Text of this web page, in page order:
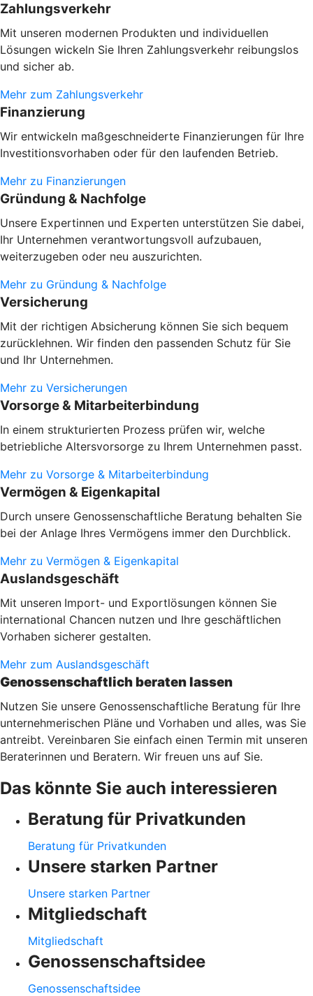
Zahlungsverkehr
Mit unseren modernen Produkten und individuellen
Lösungen wickeln Sie Ihren Zahlungsverkehr reibungslos
und sicher ab.
Mehr zum Zahlungsverkehr
Finanzierung
Wir entwickeln maßgeschneiderte Finanzierungen für Ihre
Investitionsvorhaben oder für den laufenden Betrieb.
Mehr zu Finanzierungen
Gründung & Nachfolge
Unsere Expertinnen und Experten unterstützen Sie dabei,
Ihr Unternehmen verantwortungsvoll aufzubauen,
weiterzugeben oder neu auszurichten.
Mehr zu Gründung & Nachfolge
Versicherung
Mit der richtigen Absicherung können Sie sich bequem
zurücklehnen. Wir finden den passenden Schutz für Sie
und Ihr Unternehmen.
Mehr zu Versicherungen
Vorsorge & Mitarbeiterbindung
In einem strukturierten Prozess prüfen wir, welche
betriebliche Altersvorsorge zu Ihrem Unternehmen passt.
Mehr zu Vorsorge & Mitarbeiterbindung
Vermögen & Eigenkapital
Durch unsere Genossenschaftliche Beratung behalten Sie
bei der Anlage Ihres Vermögens immer den Durchblick.
Mehr zu Vermögen & Eigenkapital
Auslandsgeschäft
Mit unseren Import- und Exportlösungen können Sie
international Chancen nutzen und Ihre geschäftlichen
Vorhaben sicherer gestalten.
Mehr zum Auslandsgeschäft
Genossenschaftlich beraten lassen
Nutzen Sie unsere Genossenschaftliche Beratung für Ihre
unternehmerischen Pläne und Vorhaben und alles, was Sie
antreibt. Vereinbaren Sie einfach einen Termin mit unseren
Beraterinnen und Beratern. Wir freuen uns auf Sie.
Das könnte Sie auch interessieren
Beratung für Privatkunden
Beratung für Privatkunden
Unsere starken Partner
Unsere starken Partner
Mitgliedschaft
Mitgliedschaft
Genossenschaftsidee
Genossenschaftsidee